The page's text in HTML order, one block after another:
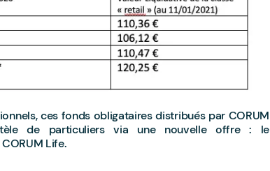
ces fonds obligataires distribués par CORUM
de particuliers via une nouvelle offre : le
Life.